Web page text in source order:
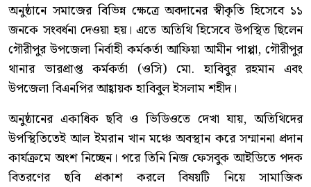
অনুষ্ঠানে সমাজের বিভিন্ন ক্ষেত্রে অবদানের স্বীকৃতি হিসেবে ১১
জনকে সংবর্ধনা দেওয়া হয়। এতে অতিথি হিসেবে উপস্থিত ছিলেন
গৌরীপুর উপজেলা নির্বাহী কর্মকর্তা আফিয়া আমীন পাপ্পা, গৌরীপুর
থানার ভারপ্রাপ্ত কর্মকর্তা (ওসি) মো. হাবিবুর রহমান এবং
উপজেলা বিএনপির আহ্বায়ক হাবিবুল ইসলাম শহীদ।
অনুষ্ঠানের একাধিক ছবি ও ভিডিওতে দেখা যায়, অতিথিদের
উপস্থিতিতেই আল ইমরান খান মঞ্চে অবস্থান করে সম্মাননা প্রদান
কার্যক্রমে অংশ নিচ্ছেন। পরে তিনি নিজ ফেসবুক আইডিতে পদক
বিতরণের ছবি প্রকাশ করলে বিষয়টি নিয়ে সামাজিক